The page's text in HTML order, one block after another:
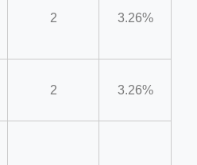
shredder-fabrication
2 3.26%
2 3.26%